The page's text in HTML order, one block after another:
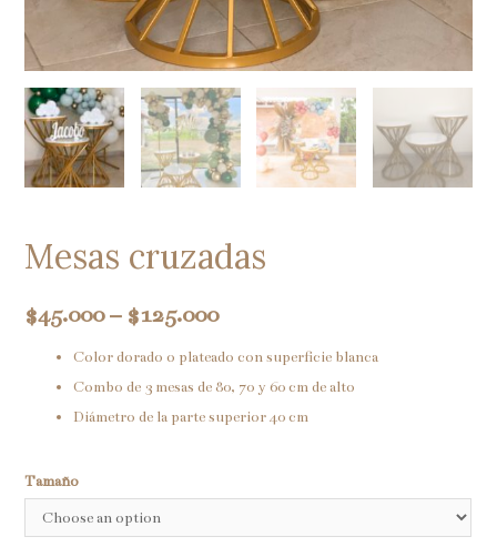
Mesas cruzadas
$45.000– $125.000
Color dorado o plateado con superficie blanca
Combo de 3 mesas de 80, 70 y 60 cm de alto
Diámetro de la parte superior 40 cm
Tamaño